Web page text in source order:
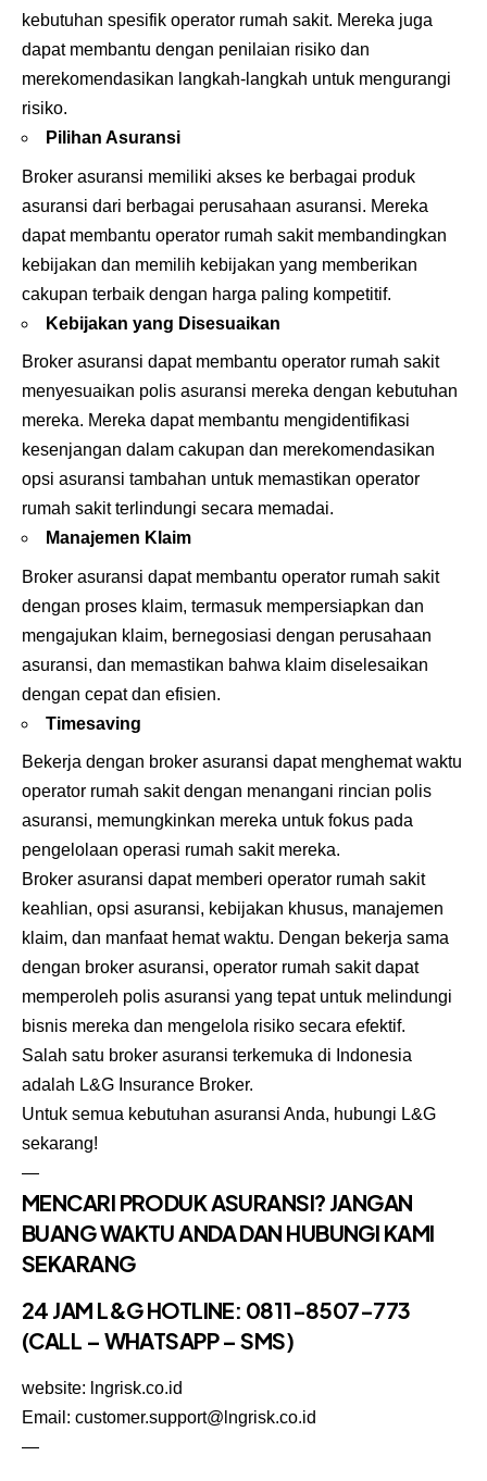
kebutuhan spesifik operator rumah sakit. Mereka juga
dapat membantu dengan penilaian risiko dan
merekomendasikan langkah-langkah untuk mengurangi
risiko.
Pilihan Asuransi
Broker asuransi memiliki akses ke berbagai produk
asuransi dari berbagai perusahaan asuransi. Mereka
dapat membantu operator rumah sakit membandingkan
kebijakan dan memilih kebijakan yang memberikan
cakupan terbaik dengan harga paling kompetitif.
Kebijakan yang Disesuaikan
Broker asuransi dapat membantu operator rumah sakit
menyesuaikan polis asuransi mereka dengan kebutuhan
mereka. Mereka dapat membantu mengidentifikasi
kesenjangan dalam cakupan dan merekomendasikan
opsi asuransi tambahan untuk memastikan operator
rumah sakit terlindungi secara memadai.
Manajemen Klaim
Broker asuransi dapat membantu operator rumah sakit
dengan proses klaim, termasuk mempersiapkan dan
mengajukan klaim, bernegosiasi dengan perusahaan
asuransi, dan memastikan bahwa klaim diselesaikan
dengan cepat dan efisien.
Timesaving
Bekerja dengan broker asuransi dapat menghemat waktu
operator rumah sakit dengan menangani rincian polis
asuransi, memungkinkan mereka untuk fokus pada
pengelolaan operasi rumah sakit mereka.
Broker asuransi dapat memberi operator rumah sakit
keahlian, opsi asuransi, kebijakan khusus, manajemen
klaim, dan manfaat hemat waktu. Dengan bekerja sama
dengan broker asuransi, operator rumah sakit dapat
memperoleh polis asuransi yang tepat untuk melindungi
bisnis mereka dan mengelola risiko secara efektif.
Salah satu broker asuransi terkemuka di Indonesia
adalah L&G Insurance Broker.
Untuk semua kebutuhan asuransi Anda, hubungi L&G
sekarang!
—
MENCARI PRODUK ASURANSI? JANGAN
BUANG WAKTU ANDA DAN HUBUNGI KAMI
SEKARANG
24 JAM L&G HOTLINE: 0811-8507-773
(CALL – WHATSAPP – SMS)
website: lngrisk.co.id
Email: customer.support@lngrisk.co.id
—